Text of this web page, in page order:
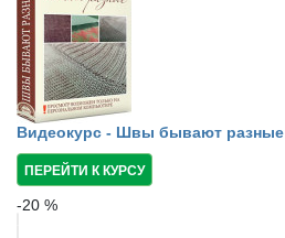
Видеокурс - Швы бывают разные
ПЕРЕЙТИ К КУРСУ
-20 %